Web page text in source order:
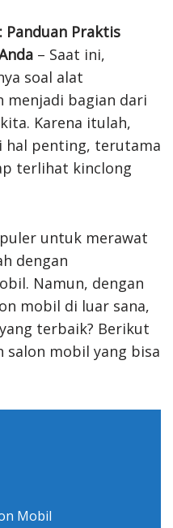
Praktis
– Saat ini,
soal alat
menjadi bagian dari
Karena itulah,
hal penting, terutama
terlihat kinclong
untuk merawat
dengan
Namun, dengan
mobil di luar sana,
terbaik? Berikut
mobil yang bisa
Mobil